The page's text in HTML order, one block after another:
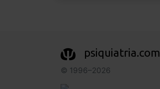
psiquiatria.com
© 1996–2026